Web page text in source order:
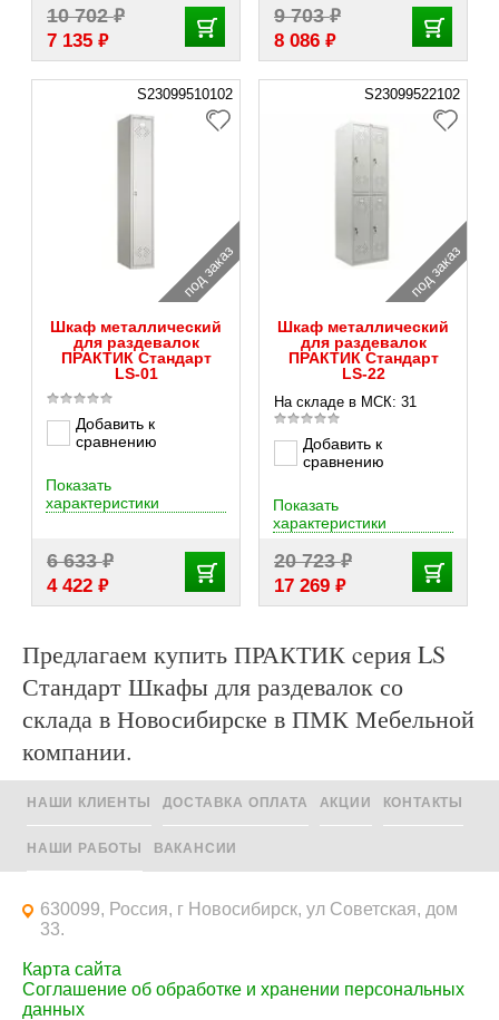
10 702₽
7 135 ₽
9 703₽
8 086 ₽
S23099510102
под заказ
Шкаф металлический
для раздевалок
ПРАКТИК Стандарт
LS-01
Добавить к
сравнению
6 633₽
4 422 ₽
Показать
характеристики
S23099522102
под заказ
Шкаф металлический
для раздевалок
ПРАКТИК Стандарт
LS-22
На складе в МСК: 31
Добавить к
сравнению
20 723₽
17 269 ₽
Показать
характеристики
Предлагаем купить ПРАКТИК cерия LS
Стандарт Шкафы для раздевалок со
склада в Новосибирске в ПМК Мебельной
компании.
НАШИ КЛИЕНТЫ ДОСТАВКА ОПЛАТА АКЦИИ КОНТАКТЫ
НАШИ РАБОТЫ ВАКАНСИИ
630099, Россия, г Новосибирск, ул Советская, дом
33.
Карта сайта
Соглашение об обработке и хранении персональных
данных